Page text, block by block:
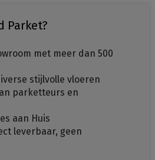
Parket?
met meer dan 500
stijlvolle vloeren
parketteurs en
aan Huis
leverbaar, geen